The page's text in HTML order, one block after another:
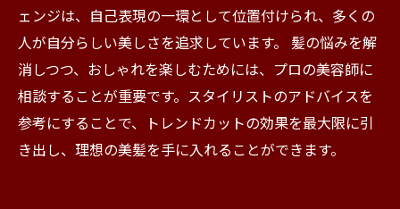
ェンジは、自己表現の一環として位置付けられ、多くの
人が自分らしい美しさを追求しています。 髪の悩みを解
消しつつ、おしゃれを楽しむためには、プロの美容師に
相談することが重要です。スタイリストのアドバイスを
参考にすることで、トレンドカットの効果を最大限に引
き出し、理想の美髪を手に入れることができます。